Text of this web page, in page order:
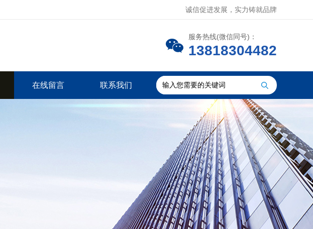
诚信促进发展，实力铸就品牌
服务热线(微信同号)：
13818304482
在线留言 联系我们